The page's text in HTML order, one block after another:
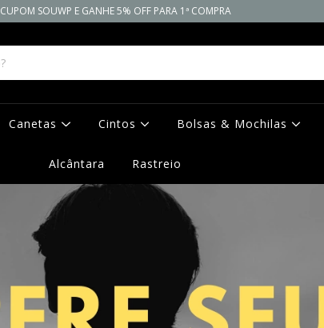
CUPOM SOUWP E GANHE 5% OFF PARA 1ª COMPRA
Canetas Cintos Bolsas & Mochilas
Alcântara Rastreio